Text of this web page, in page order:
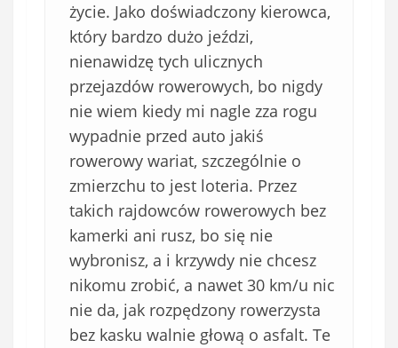
życie. Jako doświadczony kierowca,
który bardzo dużo jeździ,
nienawidzę tych ulicznych
przejazdów rowerowych, bo nigdy
nie wiem kiedy mi nagle zza rogu
wypadnie przed auto jakiś
rowerowy wariat, szczególnie o
zmierzchu to jest loteria. Przez
takich rajdowców rowerowych bez
kamerki ani rusz, bo się nie
wybronisz, a i krzywdy nie chcesz
nikomu zrobić, a nawet 30 km/u nic
nie da, jak rozpędzony rowerzysta
bez kasku walnie głową o asfalt. Te